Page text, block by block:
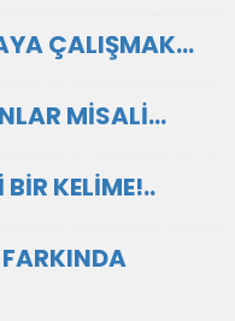
ÇALIŞMAK…
MİSALİ…
KELİME!..